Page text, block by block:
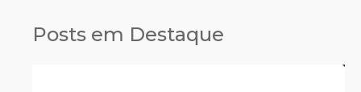
Posts em Destaque